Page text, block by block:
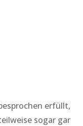
erfüllt,
sogar gar